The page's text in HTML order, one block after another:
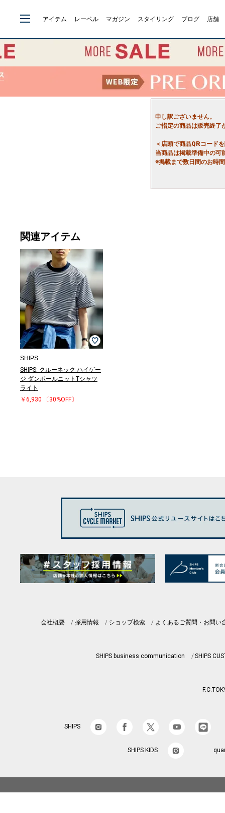
アイテム レーベル マガジン スタイリング ブログ 店舗
申し訳ございません。
ご指定の商品は販売終了
＜店頭で商品QRコード
当商品は掲載準備中の可
※掲載まで数日間のお時
関連アイテム
SHIPS
SHIPS: クルーネック ハイゲー
ジ ダンボールニットTシャツ
ライト
￥6,930
〔30%OFF〕
会社概要 採用情報 ショップ検索 よくあるご質問・お問い
SHIPS business communication SHIPS
SHIPS
SHIPS KIDS